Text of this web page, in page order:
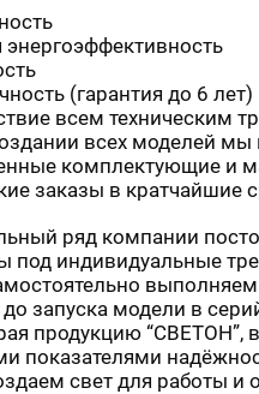
энергоэффективность
(гарантия до 6 лет)
всем техническим
всех моделей мы
комплектующие и
заказы в
ряд компании
под индивидуальные
выполняем
запуска модели в
продукцию “СВЕТОН”,
показателями
свет для работы и